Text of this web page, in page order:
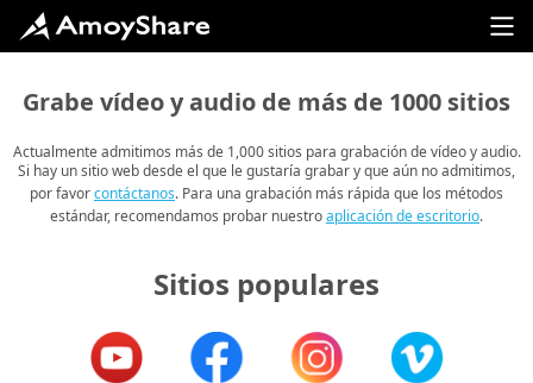
Grabe vídeo y audio de más de 1000 sitios
Actualmente admitimos más de 1,000 sitios para grabación de vídeo y audio.
Si hay un sitio web desde el que le gustaría grabar y que aún no admitimos,
por favorcontáctanos. Para una grabación más rápida que los métodos
estándar, recomendamos probar nuestroaplicación de escritorio.
Sitios populares